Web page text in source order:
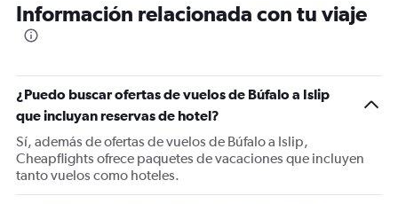
Información relacionada con tu viaje
¿Puedo buscar ofertas de vuelos de Búfalo a Islip
que incluyan reservas de hotel?
Sí, además de ofertas de vuelos de Búfalo a Islip,
Cheapflights ofrece paquetes de vacaciones que incluyen
tanto vuelos como hoteles.